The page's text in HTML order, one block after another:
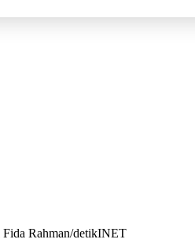
Rahman/detikINET